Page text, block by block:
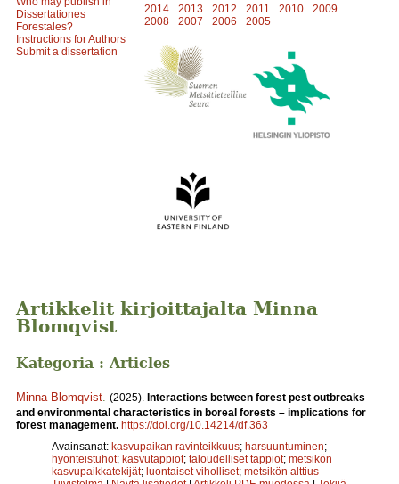
Dissertationes
Forestales?
Instructions for Authors
Submit a dissertation
2014
2013 2012 2011 2010
2009
2008
2007 2006 2005
Artikkelit kirjoittajalta Minna
Blomqvist
Kategoria : Articles
Minna Blomqvist (2025). Interactions between forest pest outbreaks
and environmental characteristics in boreal forests – implications for
forest management. https://doi.org/10.14214/df.363
Avainsanat: kasvupaikan ravinteikkuus; harsuuntuminen;
hyönteistuhot; kasvutappiot; taloudelliset tappiot; metsikön
kasvupaikkatekijät; luontaiset viholliset; metsikön alttius